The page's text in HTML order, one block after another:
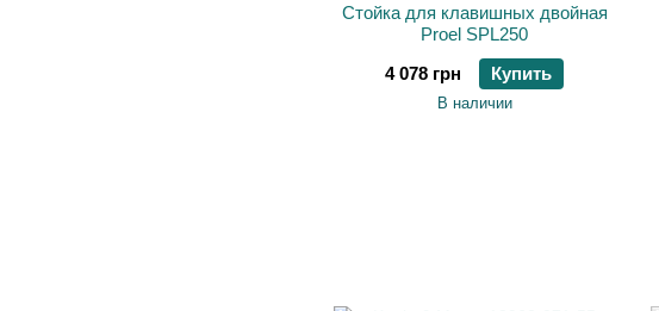
Стойка для клавишных двойная
Proel SPL250
4 078 грн
Купить
В наличии